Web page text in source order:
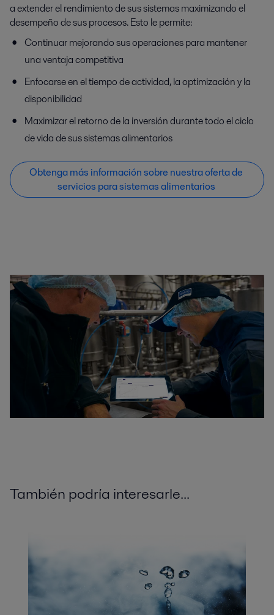
a extender el rendimiento de sus sistemas maximizando el
desempeño de sus procesos. Esto le permite:
Continuar mejorando sus operaciones para mantener
una ventaja competitiva
Enfocarse en el tiempo de actividad, la optimización y la
disponibilidad
Maximizar el retorno de la inversión durante todo el ciclo
de vida de sus sistemas alimentarios
Obtenga más información sobre nuestra oferta de
servicios para sistemas alimentarios
También podría interesarle...